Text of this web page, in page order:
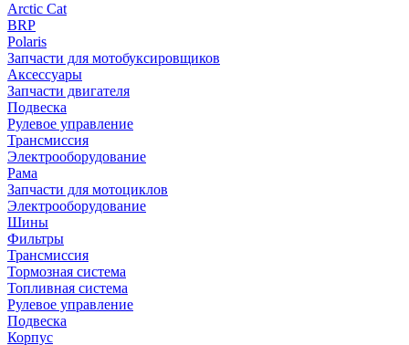
Arctic Cat
BRP
Polaris
Запчасти для мотобуксировщиков
Аксессуары
Запчасти двигателя
Подвеска
Рулевое управление
Трансмиссия
Электрооборудование
Рама
Запчасти для мотоциклов
Электрооборудование
Шины
Фильтры
Трансмиссия
Тормозная система
Топливная система
Рулевое управление
Подвеска
Корпус